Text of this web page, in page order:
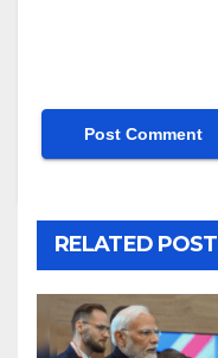
RELATED POST